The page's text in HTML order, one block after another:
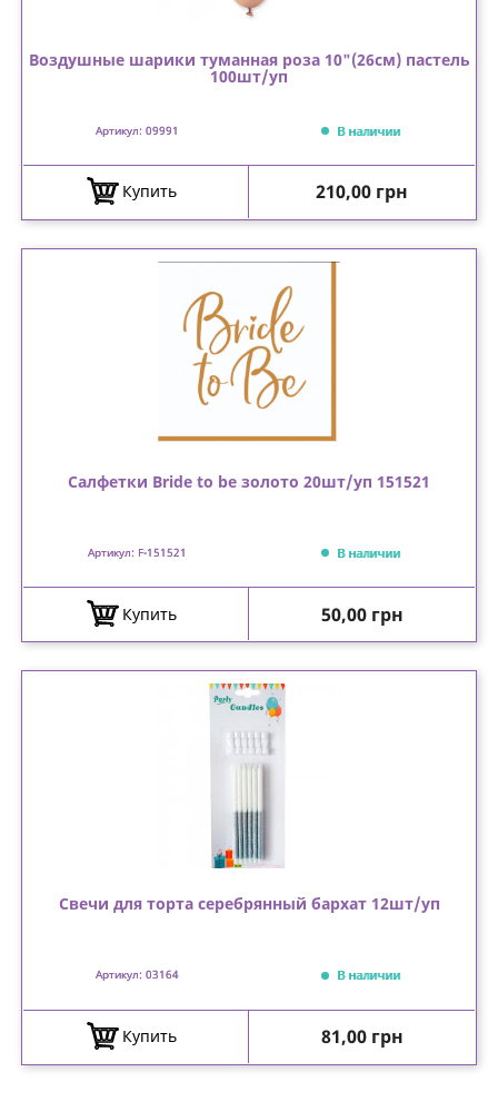
Воздушные шарики туманная роза 10"(26см) пастель
100шт/уп
Артикул: 09991 В наличии
Купить Цена
210,00 грн
Салфетки Bride to be золото 20шт/уп 151521
Артикул: F-151521 В наличии
Купить Цена
50,00 грн
Свечи для торта серебрянный бархат 12шт/уп
Артикул: 03164 В наличии
Купить Цена
81,00 грн